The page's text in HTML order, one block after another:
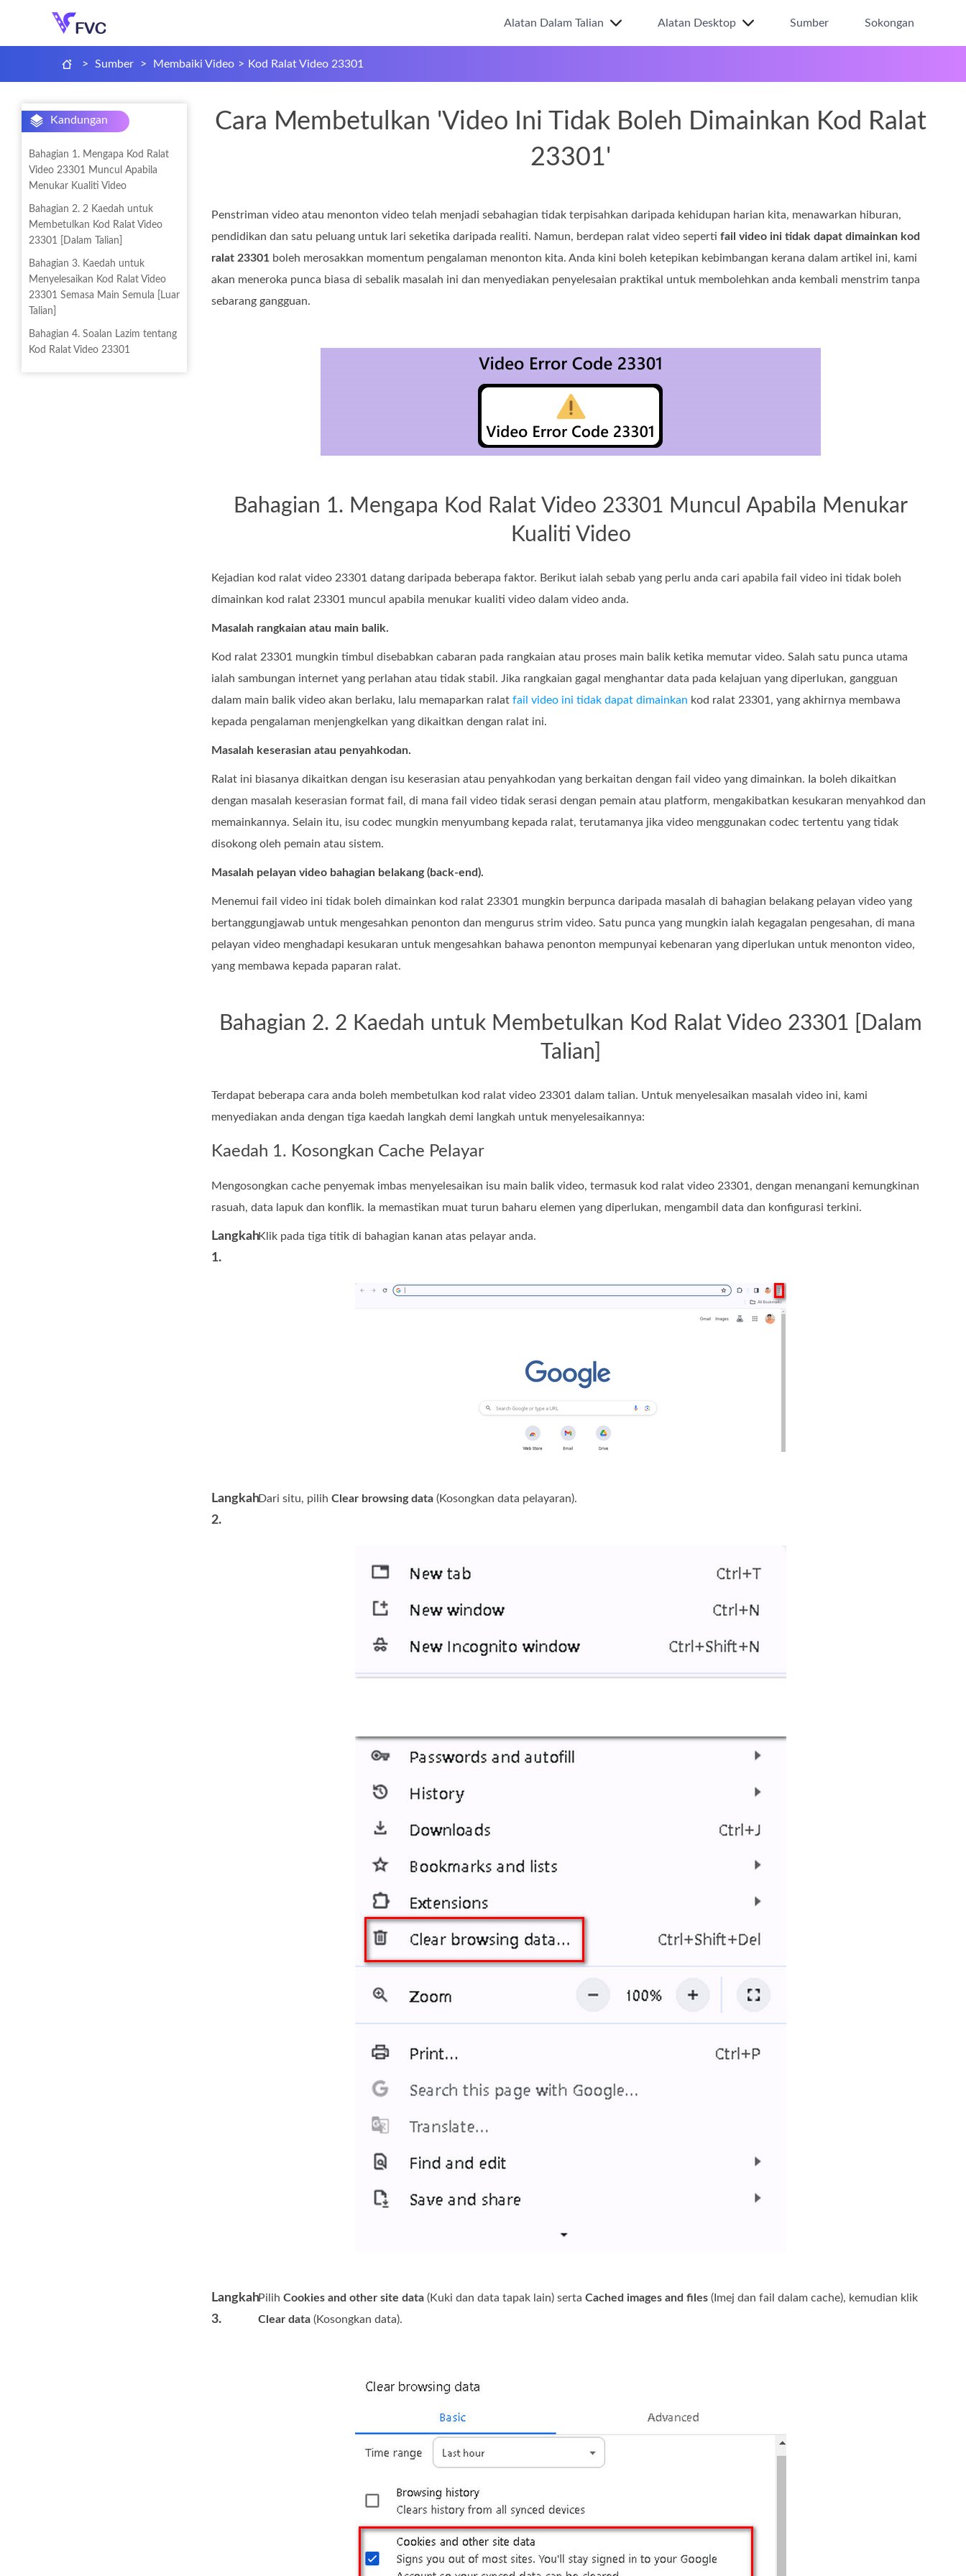
Alatan Dalam Talian Alatan Desktop Sumber Sokongan
> Sumber > Membaiki Video > Kod Ralat Video 23301
Kandungan
Bahagian 1. Mengapa Kod Ralat
Video 23301 Muncul Apabila
Menukar Kualiti Video
Bahagian 2. 2 Kaedah untuk
Membetulkan Kod Ralat Video
23301 [Dalam Talian]
Bahagian 3. Kaedah untuk
Menyelesaikan Kod Ralat Video
23301 Semasa Main Semula [Luar
Talian]
Bahagian 4. Soalan Lazim tentang
Kod Ralat Video 23301
Cara Membetulkan 'Video Ini Tidak Boleh Dimainkan Kod Ralat
23301'
Penstriman video atau menonton video telah menjadi sebahagian tidak terpisahkan daripada kehidupan harian kita, menawarkan hiburan,
pendidikan dan satu peluang untuk lari seketika daripada realiti. Namun, berdepan ralat video seperti fail video ini tidak dapat dimainkan kod
ralat 23301 boleh merosakkan momentum pengalaman menonton kita. Anda kini boleh ketepikan kebimbangan kerana dalam artikel ini, kami
akan meneroka punca biasa di sebalik masalah ini dan menyediakan penyelesaian praktikal untuk membolehkan anda kembali menstrim tanpa
sebarang gangguan.
Bahagian 1. Mengapa Kod Ralat Video 23301 Muncul Apabila Menukar
Kualiti Video
Kejadian kod ralat video 23301 datang daripada beberapa faktor. Berikut ialah sebab yang perlu anda cari apabila fail video ini tidak boleh
dimainkan kod ralat 23301 muncul apabila menukar kualiti video dalam video anda.
Masalah rangkaian atau main balik.
Kod ralat 23301 mungkin timbul disebabkan cabaran pada rangkaian atau proses main balik ketika memutar video. Salah satu punca utama
ialah sambungan internet yang perlahan atau tidak stabil. Jika rangkaian gagal menghantar data pada kelajuan yang diperlukan, gangguan
dalam main balik video akan berlaku, lalu memaparkan ralat fail video ini tidak dapat dimainkan kod ralat 23301, yang akhirnya membawa
kepada pengalaman menjengkelkan yang dikaitkan dengan ralat ini.
Masalah keserasian atau penyahkodan.
Ralat ini biasanya dikaitkan dengan isu keserasian atau penyahkodan yang berkaitan dengan fail video yang dimainkan. Ia boleh dikaitkan
dengan masalah keserasian format fail, di mana fail video tidak serasi dengan pemain atau platform, mengakibatkan kesukaran menyahkod dan
memainkannya. Selain itu, isu codec mungkin menyumbang kepada ralat, terutamanya jika video menggunakan codec tertentu yang tidak
disokong oleh pemain atau sistem.
Masalah pelayan video bahagian belakang (back-end).
Menemui fail video ini tidak boleh dimainkan kod ralat 23301 mungkin berpunca daripada masalah di bahagian belakang pelayan video yang
bertanggungjawab untuk mengesahkan penonton dan mengurus strim video. Satu punca yang mungkin ialah kegagalan pengesahan, di mana
pelayan video menghadapi kesukaran untuk mengesahkan bahawa penonton mempunyai kebenaran yang diperlukan untuk menonton video,
yang membawa kepada paparan ralat.
Bahagian 2. 2 Kaedah untuk Membetulkan Kod Ralat Video 23301 [Dalam
Talian]
Terdapat beberapa cara anda boleh membetulkan kod ralat video 23301 dalam talian. Untuk menyelesaikan masalah video ini, kami
menyediakan anda dengan tiga kaedah langkah demi langkah untuk menyelesaikannya:
Kaedah 1. Kosongkan Cache Pelayar
Mengosongkan cache penyemak imbas menyelesaikan isu main balik video, termasuk kod ralat video 23301, dengan menangani kemungkinan
rasuah, data lapuk dan konflik. Ia memastikan muat turun baharu elemen yang diperlukan, mengambil data dan konfigurasi terkini.
Langkah
1.
Klik pada tiga titik di bahagian kanan atas pelayar anda.
Langkah
2.
Dari situ, pilih Clear browsing data (Kosongkan data pelayaran).
Langkah
3.
Pilih Cookies and other site data (Kuki dan data tapak lain) serta Cached images and files (Imej dan fail dalam cache), kemudian klik
Clear data (Kosongkan data).